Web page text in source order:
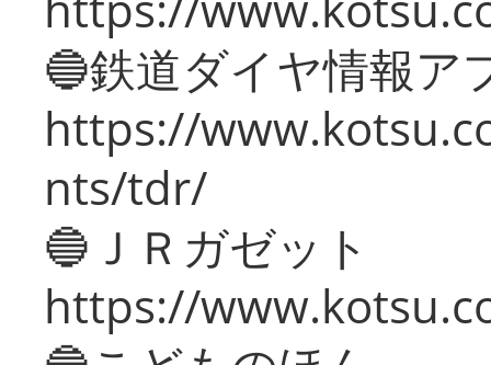
🔵鉄道ダイヤ情報ア
https://
nts/tdr/
🔵ＪＲガゼット
https://